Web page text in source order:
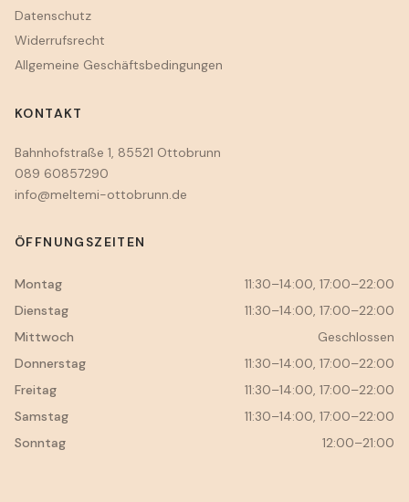
Datenschutz
Widerrufsrecht
Allgemeine Geschäftsbedingungen
KONTAKT
Bahnhofstraße 1, 85521 Ottobrunn
089 60857290
info@meltemi-ottobrunn.de
ÖFFNUNGSZEITEN
Montag
11:30–14:00, 17:00–22:00
Dienstag
11:30–14:00, 17:00–22:00
Mittwoch
Geschlossen
Donnerstag
11:30–14:00, 17:00–22:00
Freitag
11:30–14:00, 17:00–22:00
Samstag
11:30–14:00, 17:00–22:00
Sonntag
12:00–21:00